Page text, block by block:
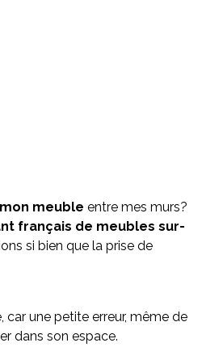
meuble entre mes murs?
français de meubles sur-
si bien que la prise de
car une petite erreur, même de
dans son espace.